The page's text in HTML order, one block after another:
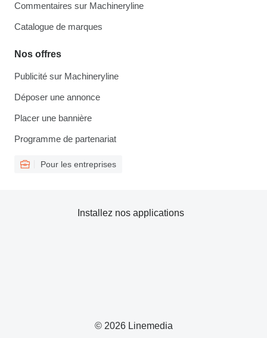
Commentaires sur Machineryline
Catalogue de marques
Nos offres
Publicité sur Machineryline
Déposer une annonce
Placer une bannière
Programme de partenariat
Pour les entreprises
© 2026 Linemedia
Installez nos applications